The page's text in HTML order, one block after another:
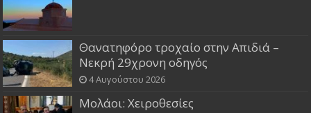
Θανατηφόρο τροχαίο στην Απιδιά –
Νεκρή 29χρονη οδηγός
4 Αυγούστου 2026
Μολάοι: Χειροθεσίες